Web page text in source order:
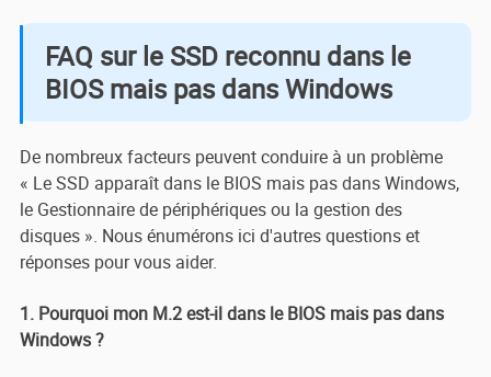
FAQ sur le SSD reconnu dans le
BIOS mais pas dans Windows
De nombreux facteurs peuvent conduire à un problème
« Le SSD apparaît dans le BIOS mais pas dans Windows,
le Gestionnaire de périphériques ou la gestion des
disques ». Nous énumérons ici d'autres questions et
réponses pour vous aider.
1. Pourquoi mon M.2 est-il dans le BIOS mais pas dans
Windows ?